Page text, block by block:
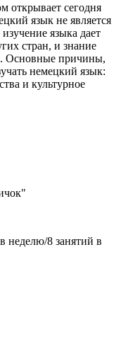
открывает сегодня
язык не является
языка дает
стран, и знание
Основные причины,
немецкий язык:
и культурное
неделю/8 занятий в